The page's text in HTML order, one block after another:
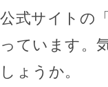
公式サイトの
っています。
しょうか。